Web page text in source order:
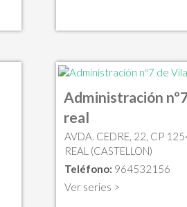
Administración
real
AVDA. CEDRE, 22, CP
REAL (CASTELLON)
Teléfono: 964532156
Ver series >